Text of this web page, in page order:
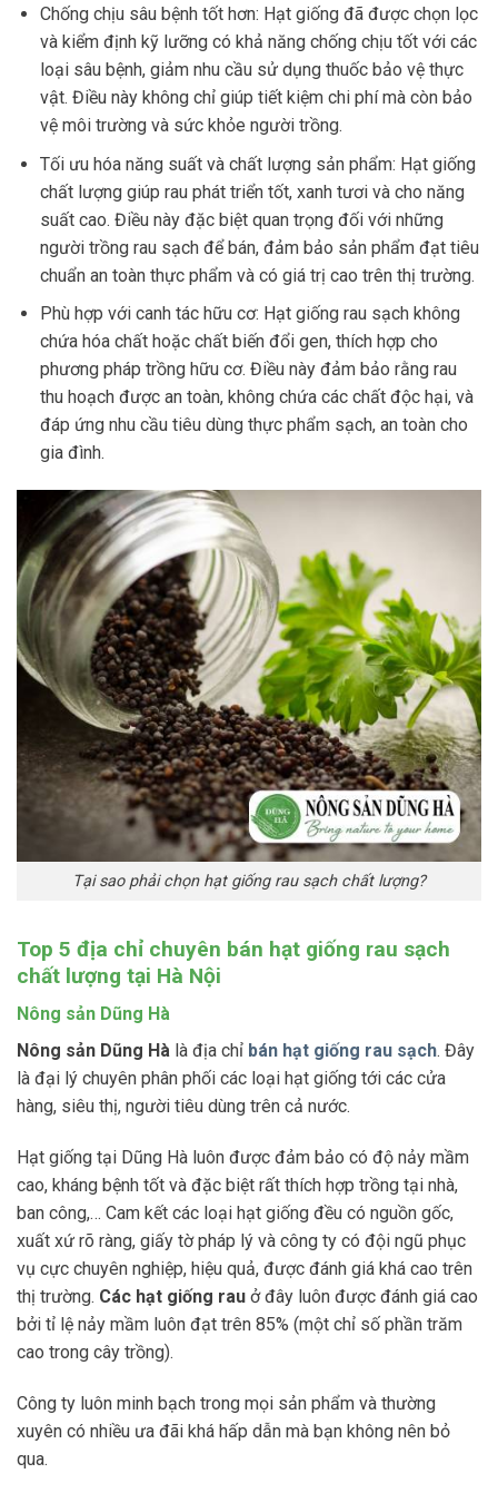
Chống chịu sâu bệnh tốt hơn: Hạt giống đã được chọn lọc
và kiểm định kỹ lưỡng có khả năng chống chịu tốt với các
loại sâu bệnh, giảm nhu cầu sử dụng thuốc bảo vệ thực
vật. Điều này không chỉ giúp tiết kiệm chi phí mà còn bảo
vệ môi trường và sức khỏe người trồng.
Tối ưu hóa năng suất và chất lượng sản phẩm: Hạt giống
chất lượng giúp rau phát triển tốt, xanh tươi và cho năng
suất cao. Điều này đặc biệt quan trọng đối với những
người trồng rau sạch để bán, đảm bảo sản phẩm đạt tiêu
chuẩn an toàn thực phẩm và có giá trị cao trên thị trường.
Phù hợp với canh tác hữu cơ: Hạt giống rau sạch không
chứa hóa chất hoặc chất biến đổi gen, thích hợp cho
phương pháp trồng hữu cơ. Điều này đảm bảo rằng rau
thu hoạch được an toàn, không chứa các chất độc hại, và
đáp ứng nhu cầu tiêu dùng thực phẩm sạch, an toàn cho
gia đình.
Tại sao phải chọn hạt giống rau sạch chất lượng?
Top 5 địa chỉ chuyên bán hạt giống rau sạch
chất lượng tại Hà Nội
Nông sản Dũng Hà
Nông sản Dũng Hà là địa chỉ bán hạt giống rau sạch. Đây
là đại lý chuyên phân phối các loại hạt giống tới các cửa
hàng, siêu thị, người tiêu dùng trên cả nước.
Hạt giống tại Dũng Hà luôn được đảm bảo có độ nảy mầm
cao, kháng bệnh tốt và đặc biệt rất thích hợp trồng tại nhà,
ban công,… Cam kết các loại hạt giống đều có nguồn gốc,
xuất xứ rõ ràng, giấy tờ pháp lý và công ty có đội ngũ phục
vụ cực chuyên nghiệp, hiệu quả, được đánh giá khá cao trên
thị trường. Các hạt giống rau ở đây luôn được đánh giá cao
bởi tỉ lệ nảy mầm luôn đạt trên 85% (một chỉ số phần trăm
cao trong cây trồng).
Công ty luôn minh bạch trong mọi sản phẩm và thường
xuyên có nhiều ưa đãi khá hấp dẫn mà bạn không nên bỏ
qua.